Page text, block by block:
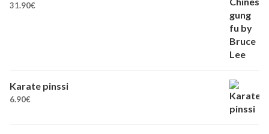
31.90€
Karate pinssi
6.90€